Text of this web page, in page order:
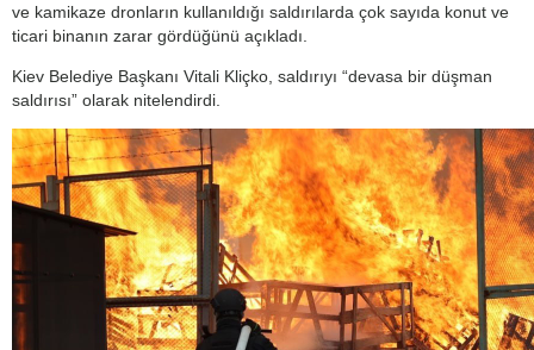
ve kamikaze dronların kullanıldığı saldırılarda çok sayıda konut ve
ticari binanın zarar gördüğünü açıkladı.
Kiev Belediye Başkanı Vitali Kliçko, saldırıyı “devasa bir düşman
saldırısı” olarak nitelendirdi.